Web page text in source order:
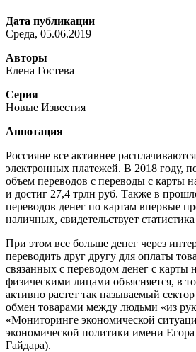
Дата публикации
Среда, 05.06.2019
Авторы
Елена Гостева
Серия
Новые Известия
Аннотация
Россияне все активнее
электронных платежей. В 2018 году,
объем переводов с переводы с карты
и достиг 27,4 трлн руб. Также в
переводов денег по картам впервые
наличных, свидетельствует статистика
При этом все больше денег через
переводить друг другу для оплаты
связанных с переводом денег с карты
физическими лицами объясняется, в
активно растет так называемый
обмен товарами между людьми «из
«Мониторинге экономической
экономической политики имени
Гайдара).